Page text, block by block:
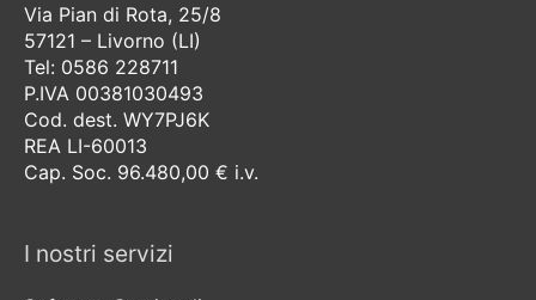
Via Pian di Rota, 25/8
57121 – Livorno (LI)
Tel: 0586 228711
P.IVA 00381030493
Cod. dest. WY7PJ6K
REA LI-60013
Cap. Soc. 96.480,00 € i.v.
I nostri servizi